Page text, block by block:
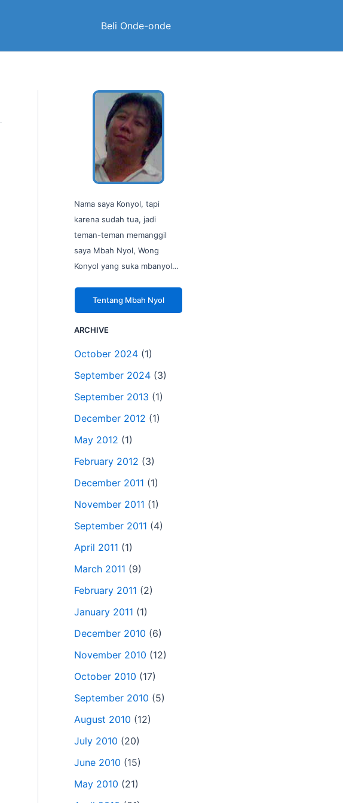
Beli Onde-onde
Nama saya Konyol, tapi
karena sudah tua, jadi
teman-teman memanggil
saya Mbah Nyol, Wong
Konyol yang suka mbanyol…
Tentang Mbah Nyol
ARCHIVE
October 2024 (1)
September 2024 (3)
September 2013 (1)
December 2012 (1)
May 2012 (1)
February 2012 (3)
December 2011 (1)
November 2011 (1)
September 2011 (4)
April 2011 (1)
March 2011 (9)
February 2011 (2)
January 2011 (1)
December 2010 (6)
November 2010 (12)
October 2010 (17)
September 2010 (5)
August 2010 (12)
July 2010 (20)
June 2010 (15)
May 2010 (21)